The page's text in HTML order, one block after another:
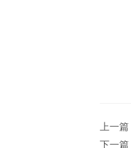
上一篇
下一篇